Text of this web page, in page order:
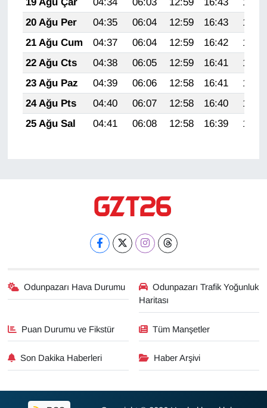
20 Ağu Per
04:35 06:04 12:59 16:43
19:45
21 Ağu Cum
04:37 06:04 12:59 16:42
19:43
22 Ağu Cts
04:38 06:05 12:59 16:41
19:42
23 Ağu Paz
04:39 06:06 12:58 16:41
19:41
24 Ağu Pts
04:40 06:07 12:58 16:40
19:39
25 Ağu Sal
04:41 06:08 12:58 16:39 19:38
Odunpazarı Hava Durumu
Odunpazarı Trafik Yoğunluk
Haritası
Puan Durumu ve Fikstür Tüm Manşetler
Son Dakika Haberleri Haber Arşivi